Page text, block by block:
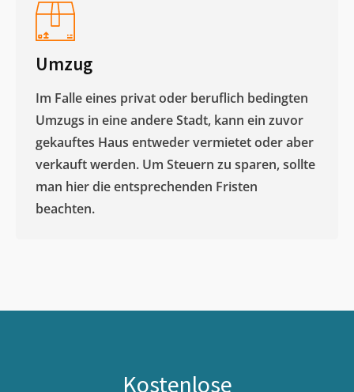
Umzug
Im Falle eines privat oder beruflich bedingten
Umzugs in eine andere Stadt, kann ein zuvor
gekauftes Haus entweder vermietet oder aber
verkauft werden. Um Steuern zu sparen, sollte
man hier die entsprechenden Fristen
beachten.
Kostenlose